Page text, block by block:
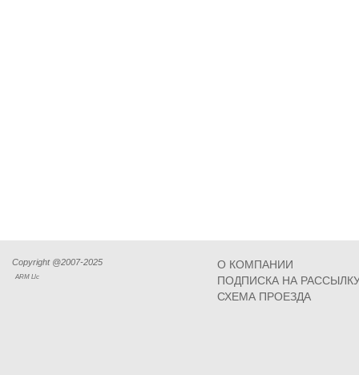
Copyright @2007-2025
ARM Llc
О КОМПАНИИ
ПОДПИСКА НА
СХЕМА ПРОЕЗДА